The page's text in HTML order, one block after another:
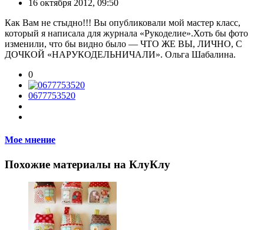
16 октября 2012, 09:50
Как Вам не стыдно!!! Вы опубликовали мой мастер класс,
который я написала для журнала «Рукоделие».Хоть бы фото
изменили, что бы видно было — ЧТО ЖЕ ВЫ, ЛИЧНО, С
ДОЧКОЙ «НАРУКОДЕЛЬНИЧАЛИ». Ольга Шабалина.
0
0677753520
Мое мнение
Похожие материалы на КлуКлу